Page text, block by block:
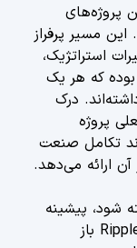
پروژه‌های
مسیر پرفراز
استراتژیک،
که هر یک
درک
پروژه
تکامل صنعت
آن ارائه می‌دهد.
شود، پیشینه
آن به سال ۲۰۰۴ و پروژه‌ای به نام RipplePay باز